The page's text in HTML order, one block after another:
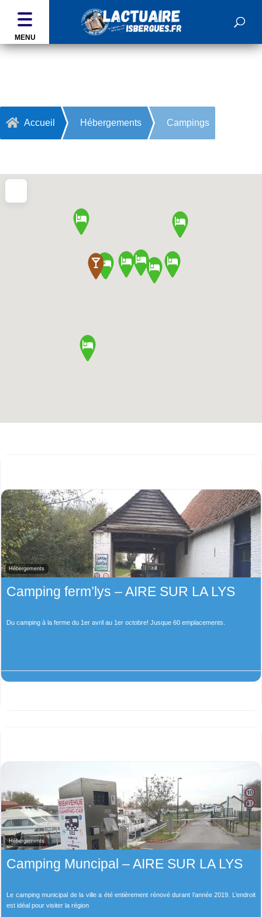
MENU
 Accueil Hébergements Campings
Hébergements
Camping ferm’lys – AIRE SUR LA LYS
Du camping à la ferme du 1er avril au 1er octobre! Jusque 60 emplacements.
Hébergements
Camping Muncipal – AIRE SUR LA LYS
Le camping municipal de la ville a été entièrement rénové durant l’année 2019. L’endroit
est idéal pour visiter la région